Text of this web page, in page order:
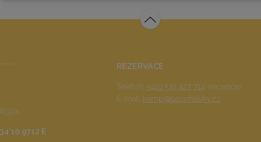
*****
E
REZERVACE
Telefon: +420 519 427 714 (recepce)
E-mail: kemp@pasohlavky.cz